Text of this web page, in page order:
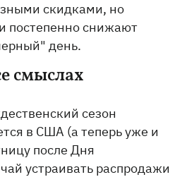
скидками, но
постепенно снижают
день.
смыслах
сезон
в США (а теперь уже и
после Дня
устраивать распродажи